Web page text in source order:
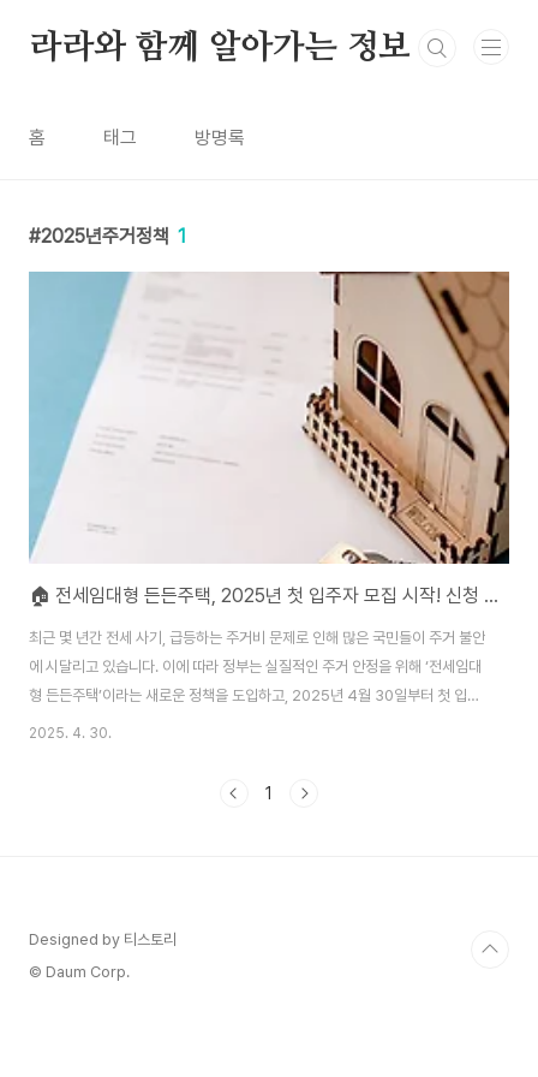
라라와 함께 알아가는 정보
홈 태그 방명록
2025년주거정책 1
🏠 전세임대형 든든주택, 2025년 첫 입주자 모집 시작! 신청 방법부터 조건까지 총정리
최근 몇 년간 전세 사기, 급등하는 주거비 문제로 인해 많은 국민들이 주거 불안
에 시달리고 있습니다. 이에 따라 정부는 실질적인 주거 안정을 위해 ‘전세임대
형 든든주택’이라는 새로운 정책을 도입하고, 2025년 4월 30일부터 첫 입주
자 모집을 시작합니다.이번 블로그 글에서는 든든주택이 무엇인지, 어떤 혜택
차]전세임대형 든든주택이란?어떤 혜택이 있나요?신청 방법 안내모집 일정누
2025. 4. 30.
1
Designed by 티스토리
© Daum Corp.